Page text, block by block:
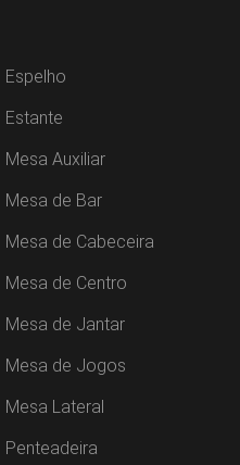
Espelho
Estante
Mesa Auxiliar
Mesa de Bar
Mesa de Cabeceira
Mesa de Centro
Mesa de Jantar
Mesa de Jogos
Mesa Lateral
Penteadeira